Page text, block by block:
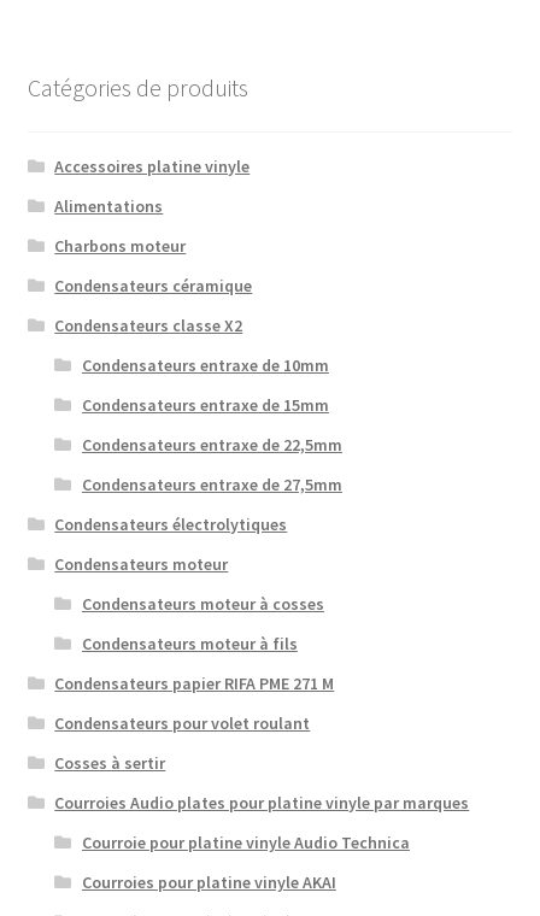
Catégories de produits
Accessoires platine vinyle
Alimentations
Charbons moteur
Condensateurs céramique
Condensateurs classe X2
Condensateurs entraxe de 10mm
Condensateurs entraxe de 15mm
Condensateurs entraxe de 22,5mm
Condensateurs entraxe de 27,5mm
Condensateurs électrolytiques
Condensateurs moteur
Condensateurs moteur à cosses
Condensateurs moteur à fils
Condensateurs papier RIFA PME 271 M
Condensateurs pour volet roulant
Cosses à sertir
Courroies Audio plates pour platine vinyle par marques
Courroie pour platine vinyle Audio Technica
Courroies pour platine vinyle AKAI